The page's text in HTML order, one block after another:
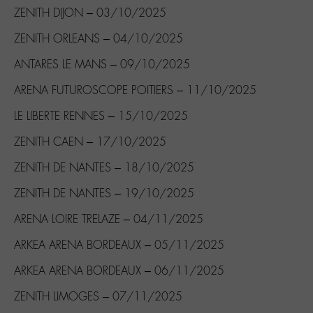
ZENITH DIJON – 03/10/2025
ZENITH ORLEANS – 04/10/2025
ANTARES LE MANS – 09/10/2025
ARENA FUTUROSCOPE POITIERS – 11/10/2025
LE LIBERTE RENNES – 15/10/2025
ZENITH CAEN – 17/10/2025
ZENITH DE NANTES – 18/10/2025
ZENITH DE NANTES – 19/10/2025
ARENA LOIRE TRELAZE – 04/11/2025
ARKEA ARENA BORDEAUX – 05/11/2025
ARKEA ARENA BORDEAUX – 06/11/2025
ZENITH LIMOGES – 07/11/2025